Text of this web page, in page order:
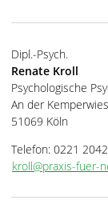
Dipl.-Psych.
Renate Kroll
Psychologische
An der
51069 Köln
Telefon: 0221
kroll@praxis-fuer-